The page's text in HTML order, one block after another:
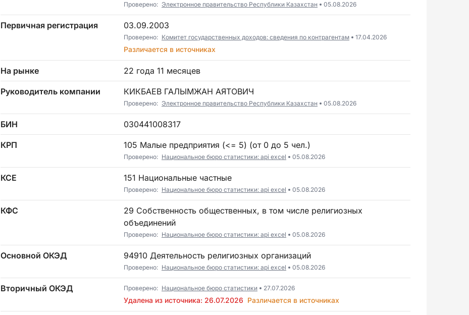
Проверено: Электронное правительство Республики Казахстан 05.08.2026
Первичная регистрация 03.09.2003
Проверено: Комитет государственных доходов: сведения по контрагентам 17.04.2026
Различается в источниках
На рынке 22 года 11 месяцев
Руководитель компании КИКБАЕВ ГАЛЫМЖАН АЯТОВИЧ
Проверено: Электронное правительство Республики Казахстан 05.08.2026
БИН 030441008317
КРП 105 Малые предприятия (<= 5) (от 0 до 5 чел.)
Проверено: Национальное бюро статистики: api excel 05.08.2026
КСЕ 151 Национальные частные
Проверено: Национальное бюро статистики: api excel 05.08.2026
КФС
29 Собственность общественных, в том числе религиозных
объединений
Проверено: Национальное бюро статистики: api excel 05.08.2026
Основной ОКЭД 94910 Деятельность религиозных организаций
Проверено: Национальное бюро статистики: api excel 05.08.2026
Вторичный ОКЭД Проверено: Национальное бюро статистики 27.07.2026
Удалена из источника: 26.07.2026 Различается в источниках